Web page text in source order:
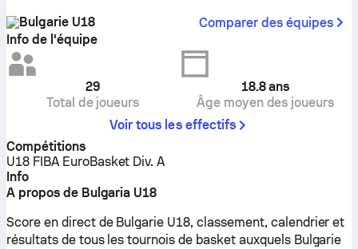
Bulgarie U18
Comparer des équipes
Info de l'équipe
29
Total de joueurs
18.8ans
Âge moyen des joueurs
Voir tous les effectifs
Compétitions
U18 FIBA EuroBasket Div. A
Info
A propos de Bulgaria U18
Score en direct de Bulgarie U18, classement, calendrier et
résultats de tous les tournois de basket auxquels Bulgarie